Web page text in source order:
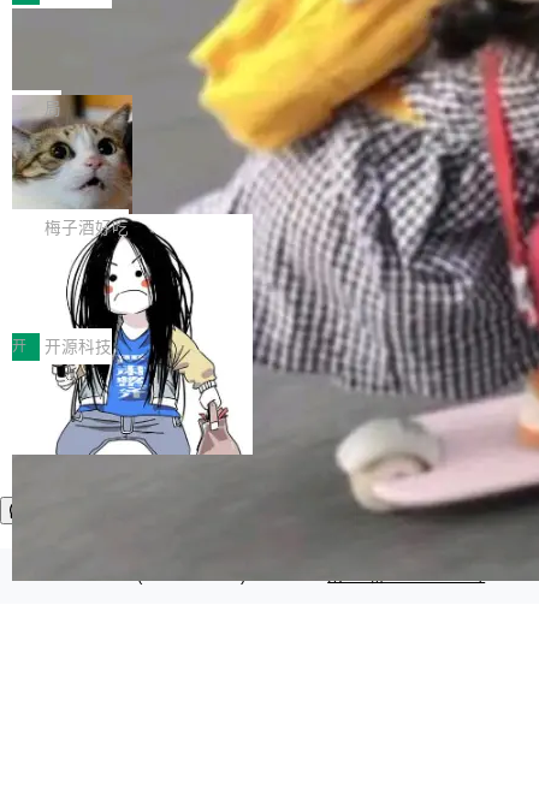
件。 腾讯网平团队在UCL-MPComm中实现了一
个独立于业务线程的全局通信引擎（Engine），
型或企业内部部署模型提升研发效率。但随着 AI
Coding 从个人辅助工具逐步走向团队级、组织
级应用，企业在规模化落地过程中，对安全性、
可控性和代码质量提出了更高要求。 首先是数据
安全与合规要求。对于大多数普通研发场景，公
有云模型能够满足快速试用和效率提升的需求。
但对于金融、能源、医疗等对数据安全要求较...
各领域的应用成果，覆盖技术底座、行业赋能、
产品应用、支撑保障、专题等五大方向。深信服
AI算力网关（AI创新平台）成功入选！ 随着各行
各业的Agent走向规模化建设，算力构成形态逐
渐丰富，用户关注的重点也在发生变化：不只是
让AI用起来，还要进一步看清混合算力时代下，
Token花在哪里、算力是否被充分利用，以及持
续增长的AI成本该如何优化。 深信服AI算力网关
正是围绕这些实际问题，从Token治理和成本治
理两个方面，让用户的每一份算力都看得清、管
得住、用得稳、省得下、更安全！ 一、从现在开
始，Token使用一目...
Jeff Dean 离开 Google：一个时代的结
束，一个实验室的开始
Google 员工编号 20。MapReduce 作者之一。
Bigtable 作者之一。TensorFlow 的作者之一。
Gemini 的架构师。Google 首席科学家。 Jeff D
ean 在 Google 工作了 27 年后，宣布离职。 他
不是一个人走。一同离开的还有 Sanjay Ghema
wat（Google 员工编号 23，Jeff Dean 二十多
年的编程搭档，MapReduce 和 Bigtable 的共同
作者）、Quoc Le（Google 大脑核心成员，Se
q2Seq 和 DocAI 的共同发明人）以及 Oriol Vin
yals（Gemini 联合负责人，AlphaSta...
局
🔥 SolonCode v2026.8.4 发布：界面
字体可调、22 种语言、记忆搜索增强
打开终端就能上岗的全中文编码智能体，这一轮
把「看得清、用母语、记得住」三件事一次补
齐。 SolonCode 是什么 SolonCode 是杭州无
耳科技研发的企业级终端编码智能体——一位全
中文驱动的数字员工，自主理解需求、规划步
骤、编写代码。不挑模型、不挑平台，curl 一行
装完即用。 开源地址：Gitee · GitCode · GitHu
b 安装 支持 Java 8+（8~26）、macOS / Linu
x / Windows / Harmony PC。 # macOS / Linu
x / Harmony PC curl -fsSL https://solon.noea
梅子酒好吃
让“代码语义理解”深度释放AI Coding
价值潜能：华为云码道（CodeArts）
代码仓技术解析
一、代码仓深度理解技术的作用与价值 在软件工
程实践中，代码仓是企业核心知识资产的主要载
体。企业级代码仓库通常包含数十万乃至数百万
个文件，其规模远超单次模型调用可承载的上下
文窗口。随着项目规模的持续扩张与代码历史的
不断累积，代码仓中的模块关系、接口契约、业
务逻辑等关键信息往往分散于数十乃至数百个文
件之中，形成高度复杂的知识关联网络。传统的
开 开源科技